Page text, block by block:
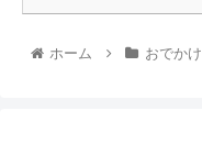
ホーム おでかけ